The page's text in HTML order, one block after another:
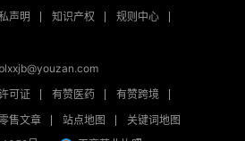
声明 知识产权
规则中心
可证 有赞医药
有赞跨境
售文章 站点地图
关键词地图